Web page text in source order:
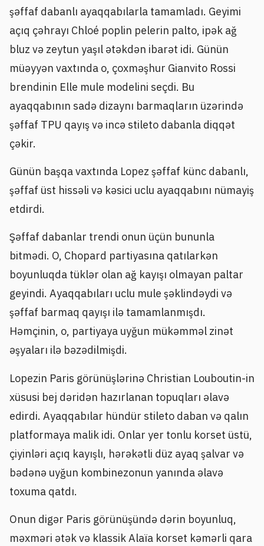
şəffaf dabanlı ayaqqabılarla tamamladı. Geyimi
açıq çəhrayı Chloé poplin pelerin palto, ipək ağ
bluz və zeytun yaşıl ətəkdən ibarət idi. Günün
müəyyən vaxtında o, çoxməşhur Gianvito Rossi
brendinin Elle mule modelini seçdi. Bu
ayaqqabının sadə dizaynı barmaqların üzərində
şəffaf TPU qayış və incə stileto dabanla diqqət
çəkir.
Günün başqa vaxtında Lopez şəffaf künc dabanlı,
şəffaf üst hissəli və kəsici uclu ayaqqabını nümayiş
etdirdi.
Şəffaf dabanlar trendi onun üçün bununla
bitmədi. O, Chopard partiyasına qatılarkən
boyunluqda tüklər olan ağ kayışı olmayan paltar
geyindi. Ayaqqabıları uclu mule şəklindəydi və
şəffaf barmaq qayışı ilə tamamlanmışdı.
Həmçinin, o, partiyaya uyğun mükəmməl zinət
əşyaları ilə bəzədilmişdi.
Lopezin Paris görünüşlərinə Christian Louboutin-in
xüsusi bej dəridən hazırlanan topuqları əlavə
edirdi. Ayaqqabılar hündür stileto daban və qalın
platformaya malik idi. Onlar yer tonlu korset üstü,
çiyinləri açıq kayışlı, hərəkətli düz ayaq şalvar və
bədənə uyğun kombinezonun yanında əlavə
toxuma qatdı.
Onun digər Paris görünüşündə dərin boyunluq,
məxməri ətək və klassik Alaïa korset kəmərli qara